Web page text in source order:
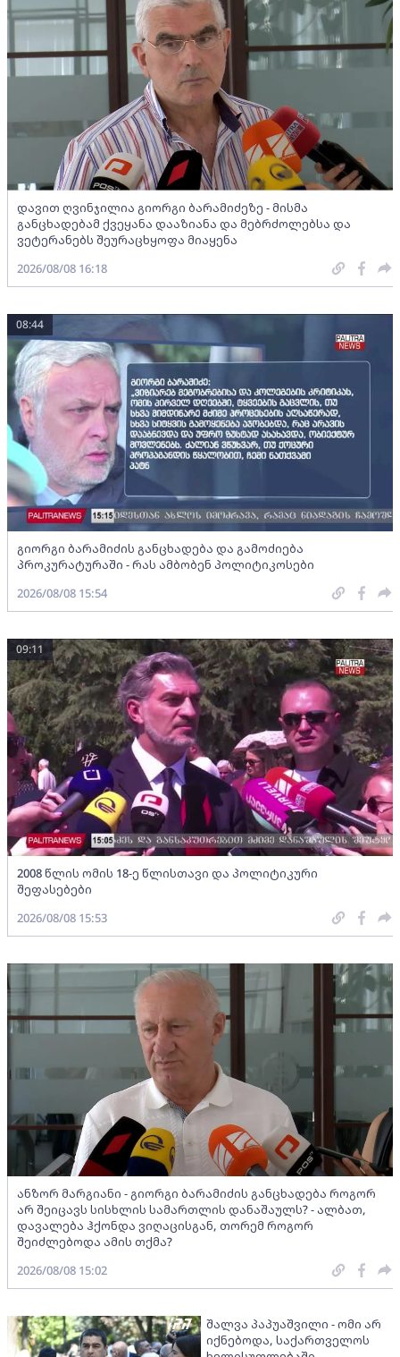
დავით ღვინჯილია გიორგი ბარამიძეზე - მისმა
განცხადებამ ქვეყანა დააზიანა და მებრძოლებსა და
ვეტერანებს შეურაცხყოფა მიაყენა
2026/08/08 16:18
გიორგი ბარამიძის განცხადება და გამოძიება
პროკურატურაში - რას ამბობენ პოლიტიკოსები
08:44
2026/08/08 15:54
2008 წლის ომის 18-ე წლისთავი და პოლიტიკური
შეფასებები
09:11
2026/08/08 15:53
ანზორ მარგიანი - გიორგი ბარამიძის განცხადება როგორ
არ შეიცავს სისხლის სამართლის დანაშაულს? - ალბათ,
დავალება ჰქონდა ვიღაცისგან, თორემ როგორ
შეიძლებოდა ამის თქმა?
2026/08/08 15:02
შალვა პაპუაშვილი - ომი არ
იქნებოდა, საქართველოს